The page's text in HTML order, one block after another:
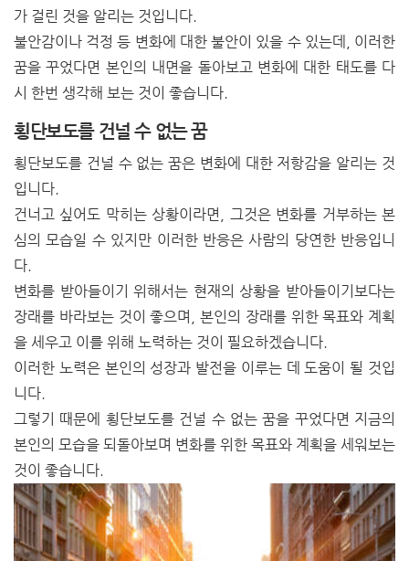
가 걸린 것을 알리는 것입니다.
불안감이나 걱정 등 변화에 대한 불안이 있을 수 있는데, 이러한
꿈을 꾸었다면 본인의 내면을 돌아보고 변화에 대한 태도를 다
시 한번 생각해 보는 것이 좋습니다.
횡단보도를 건널 수 없는 꿈
횡단보도를 건널 수 없는 꿈은 변화에 대한 저항감을 알리는 것
입니다.
건너고 싶어도 막히는 상황이라면, 그것은 변화를 거부하는 본
심의 모습일 수 있지만 이러한 반응은 사람의 당연한 반응입니
다.
변화를 받아들이기 위해서는 현재의 상황을 받아들이기보다는
장래를 바라보는 것이 좋으며, 본인의 장래를 위한 목표와 계획
을 세우고 이를 위해 노력하는 것이 필요하겠습니다.
이러한 노력은 본인의 성장과 발전을 이루는 데 도움이 될 것입
니다.
그렇기 때문에 횡단보도를 건널 수 없는 꿈을 꾸었다면 지금의
본인의 모습을 되돌아보며 변화를 위한 목표와 계획을 세워보는
것이 좋습니다.